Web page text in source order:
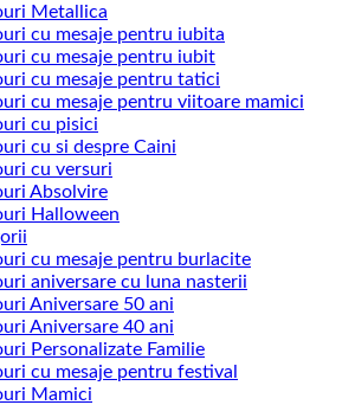
Metallica
cu mesaje pentru iubita
cu mesaje pentru iubit
cu mesaje pentru tatici
cu mesaje pentru viitoare mamici
cu pisici
cu si despre Caini
cu versuri
Absolvire
Halloween
cu mesaje pentru burlacite
aniversare cu luna nasterii
Aniversare 50 ani
Aniversare 40 ani
Personalizate Familie
cu mesaje pentru festival
Mamici